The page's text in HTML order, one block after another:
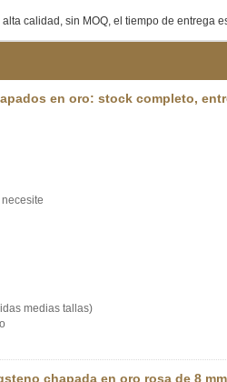
calidad, sin MOQ, el tiempo de entrega
en oro: stock completo,
medias tallas)
chapada en oro rosa de 8